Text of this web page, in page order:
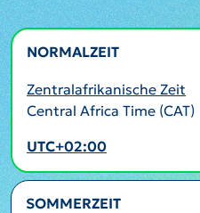
NORMALZEIT
Zentralafrikanische Zeit
Central Africa Time (CAT)
UTC+02:00
SOMMERZEIT